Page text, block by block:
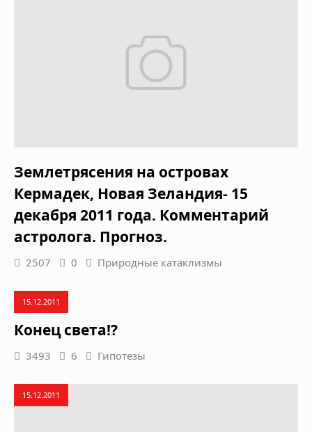
Землетрясения на островах
Кермадек, Новая Зеландия- 15
декабря 2011 года. Комментарий
астролога. Прогноз.
2507 0 Природные катаклизмы
15.12.2011
Конец света!?
3493 6 Гипотезы
15.12.2011